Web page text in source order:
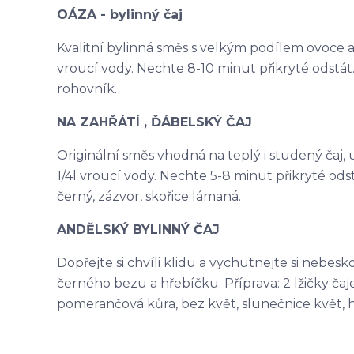
OÁZA - bylinný čaj
Kvalitní bylinná směs s velkým podílem ovoce
vroucí vody. Nechte 8-10 minut přikryté
rohovník.
NA ZAHŘÁTÍ , ĎÁBELSKÝ ČAJ
Originální směs vhodná na teplý i studený čaj,
1/4l vroucí vody. Nechte 5-8 minut přikryté
černý, zázvor, skořice lámaná.
ANDĚLSKÝ BYLINNÝ ČAJ
Dopřejte si chvíli klidu a vychutnejte si
černého bezu a hřebíčku. Příprava: 2 lžičky
pomerančová kůra, bez květ, slunečnice květ,